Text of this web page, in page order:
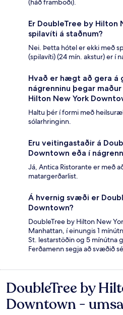
(háð framboði).
Er DoubleTree by Hilton
spilavíti á staðnum?
Nei. Þetta hótel er ekki með
(spilavíti) (24 mín. akstur) er í
Hvað er hægt að gera á
nágrenninu þegar
Hilton New York
Haltu þér í formi með
sólarhringinn.
Eru veitingastaðir á
Downtown eða í
Já, Antica Ristorante er með
matargerðarlist.
Á hvernig svæði er
Downtown?
DoubleTree by Hilton New
Manhattan, í einungis 1
St. lestarstöðin og 5 mínútna
Ferðamenn segja að svæðið
Umsagnir
DoubleTree by
Downtown -